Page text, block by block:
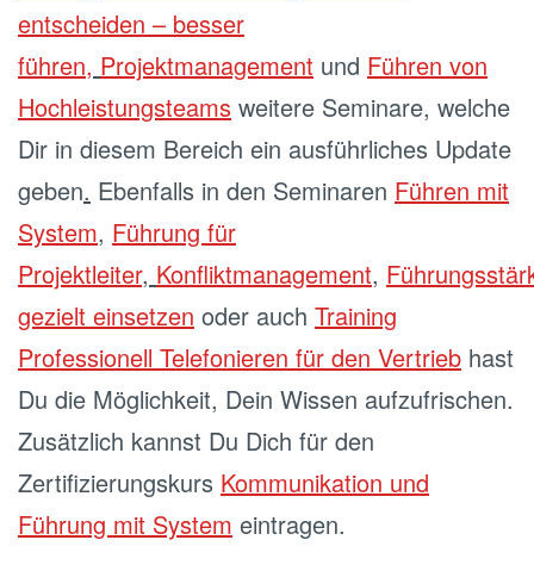
entscheiden – besser
führen, Projektmanagement und Führen von
Hochleistungsteams weitere Seminare, welche
Dir in diesem Bereich ein ausführliches Update
geben. Ebenfalls in den Seminaren Führen mit
System, Führung für
Projektleiter, Konfliktmanagement,
gezielt einsetzen oder auch Training
Professionell Telefonieren für den Vertrieb hast
Du die Möglichkeit, Dein Wissen aufzufrischen.
Zusätzlich kannst Du Dich für den
Zertifizierungskurs Kommunikation und
Führung mit System eintragen.